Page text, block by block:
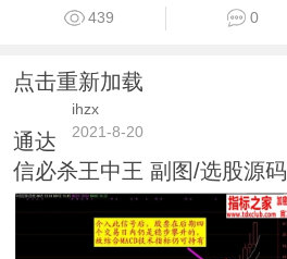
439 0
点击重新加载
ihzx
2021-8-20
通达
信必杀王中王 副图/选股源码